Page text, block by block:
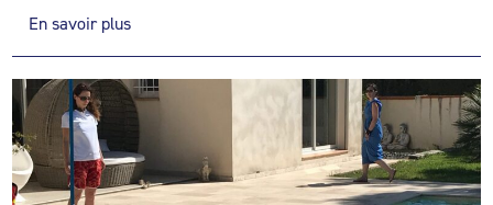
En savoir plus